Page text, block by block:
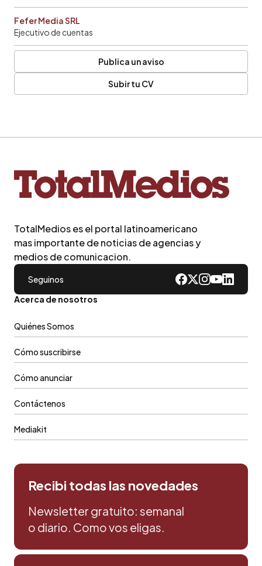
Fefer Media SRL
Ejecutivo de cuentas
Publica un aviso
Subir tu CV
TotalMedios es el portal latinoamericano
mas importante de noticias de agencias y
medios de comunicacion.
Seguinos
Acerca de nosotros
Quiénes Somos
Cómo suscribirse
Cómo anunciar
Contáctenos
Mediakit
Recibi todas las novedades
Newsletter gratuito: semanal
o diario. Como vos eligas.